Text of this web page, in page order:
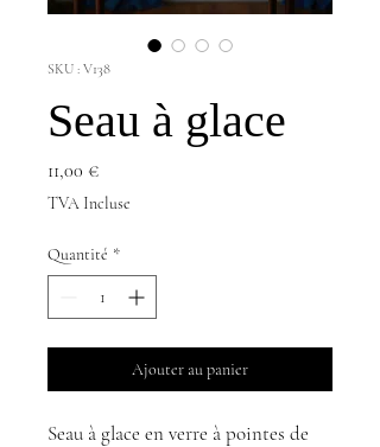
SKU : V138
Seau à glace
11,00 €Prix
TVA Incluse
Quantité *
Ajouter au panier
Seau à glace en verre à pointes de